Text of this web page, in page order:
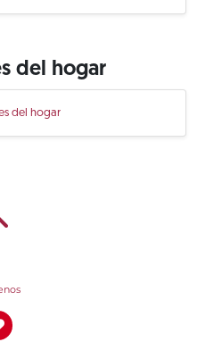
del hogar
del hogar